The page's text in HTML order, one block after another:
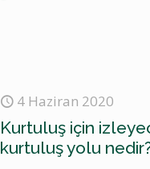
4 Haziran 2020
Kurtuluş için
kurtuluş yolu